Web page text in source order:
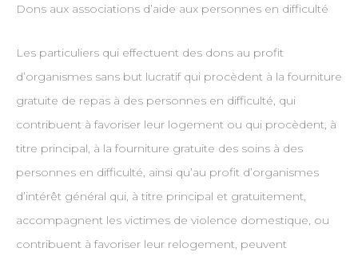
Dons aux associations d’aide aux personnes en difficulté
Les particuliers qui effectuent des dons au profit
d’organismes sans but lucratif qui procèdent à la fourniture
gratuite de repas à des personnes en difficulté, qui
contribuent à favoriser leur logement ou qui procèdent, à
titre principal, à la fourniture gratuite des soins à des
personnes en difficulté, ainsi qu’au profit d’organismes
d’intérêt général qui, à titre principal et gratuitement,
accompagnent les victimes de violence domestique, ou
contribuent à favoriser leur relogement, peuvent